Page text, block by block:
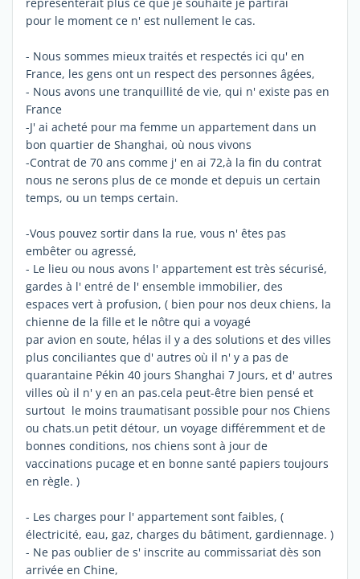
pour le moment ce n' est nullement le cas.
- Nous sommes mieux traités et respectés ici qu' en
France, les gens ont un respect des personnes âgées,
- Nous avons une tranquillité de vie, qui n' existe pas en
France
-J' ai acheté pour ma femme un appartement dans un
bon quartier de Shanghai, où nous vivons
-Contrat de 70 ans comme j' en ai 72,à la fin du contrat
nous ne serons plus de ce monde et depuis un certain
temps, ou un temps certain.
-Vous pouvez sortir dans la rue, vous n' êtes pas
embêter ou agressé,
- Le lieu ou nous avons l' appartement est très sécurisé,
gardes à l' entré de l' ensemble immobilier, des
espaces vert à profusion, ( bien pour nos deux chiens, la
chienne de la fille et le nôtre qui a voyagé
par avion en soute, hélas il y a des solutions et des villes
plus conciliantes que d' autres où il n' y a pas de
quarantaine Pékin 40 jours Shanghai 7 Jours, et d' autres
villes où il n' y en an pas.cela peut-être bien pensé et
surtout le moins traumatisant possible pour nos Chiens
ou chats.un petit détour, un voyage différemment et de
bonnes conditions, nos chiens sont à jour de
vaccinations pucage et en bonne santé papiers toujours
en règle. )
- Les charges pour l' appartement sont faibles, (
électricité, eau, gaz, charges du bâtiment, gardiennage. )
- Ne pas oublier de s' inscrite au commissariat dès son
arrivée en Chine,